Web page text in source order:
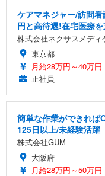
ケアマネジャー/訪問
円と高待遇!在宅医療
株式会社ネクサスメディ
東京都
月給28万円～40万円
正社員
簡単な作業ができれば
125日以上/未経験活躍
株式会社GUM
大阪府
月給28万円～50万円